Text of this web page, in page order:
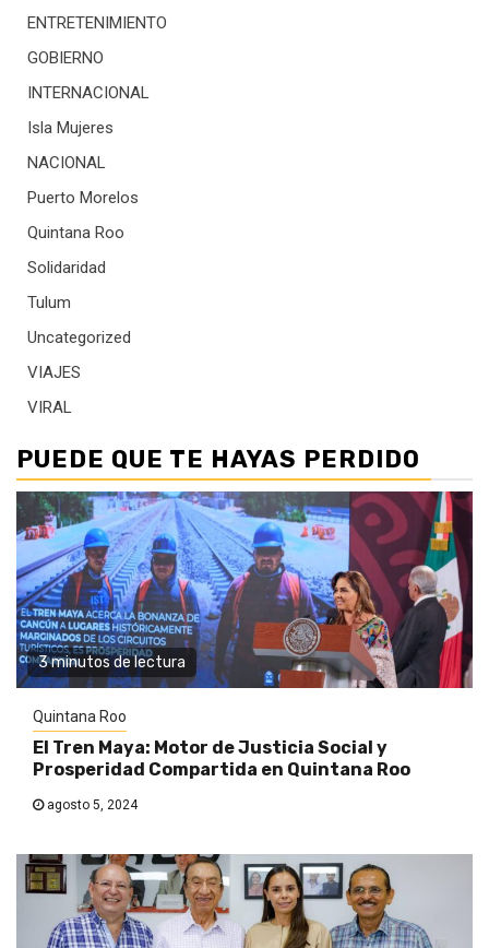
ENTRETENIMIENTO
GOBIERNO
INTERNACIONAL
Isla Mujeres
NACIONAL
Puerto Morelos
Quintana Roo
Solidaridad
Tulum
Uncategorized
VIAJES
VIRAL
PUEDE QUE TE HAYAS PERDIDO
3 minutos de lectura
Quintana Roo
El Tren Maya: Motor de Justicia Social y
Prosperidad Compartida en Quintana Roo
agosto 5, 2024